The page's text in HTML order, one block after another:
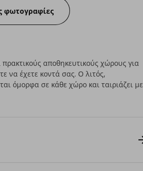
φωτογραφίες
αποθηκευτικούς χώρους για
να έχετε κοντά σας. Ο λιτός,
όμορφα σε κάθε χώρο και ταιριάζει με